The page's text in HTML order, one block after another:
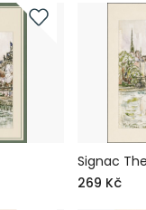
Signac
269 Kč